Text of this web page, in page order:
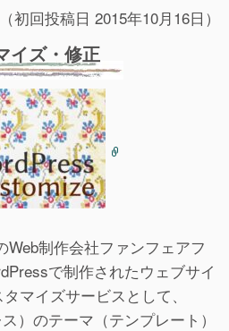
（初回投稿日 2015年10月16日）
イズ・修正
制作会社ファンフェアフ
で制作されたウェブサイ
マイズサービスとして、
）のテーマ（テンプレート）